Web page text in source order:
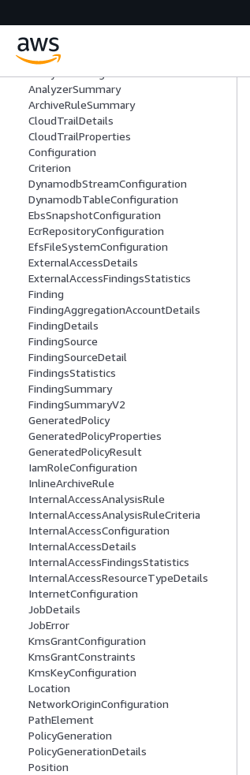
AnalysisRuleCriteria
AnalyzedResource
AnalyzedResourceSummary
AnalyzerSummary
ArchiveRuleSummary
CloudTrailDetails
CloudTrailProperties
Configuration
Criterion
DynamodbStreamConfiguration
DynamodbTableConfiguration
EbsSnapshotConfiguration
EcrRepositoryConfiguration
EfsFileSystemConfiguration
ExternalAccessDetails
ExternalAccessFindingsStatistics
Finding
FindingAggregationAccountDetails
FindingDetails
FindingSource
FindingSourceDetail
FindingsStatistics
FindingSummary
FindingSummaryV2
GeneratedPolicy
GeneratedPolicyProperties
GeneratedPolicyResult
IamRoleConfiguration
InlineArchiveRule
InternalAccessAnalysisRule
InternalAccessAnalysisRuleCriteria
InternalAccessConfiguration
InternalAccessDetails
InternalAccessFindingsStatistics
InternalAccessResourceTypeDetails
InternetConfiguration
JobDetails
JobError
KmsGrantConfiguration
KmsGrantConstraints
KmsKeyConfiguration
Location
NetworkOriginConfiguration
PathElement
PolicyGeneration
PolicyGenerationDetails
Position